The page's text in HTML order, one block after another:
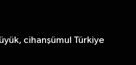
cihanşümul Türkiye